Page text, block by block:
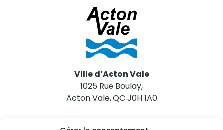
Ville d’Acton Vale
1025 Rue Boulay,
Acton Vale, QC J0H 1A0
Nous joindre